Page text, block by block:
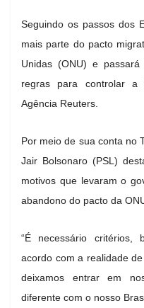
Seguindo os passos dos
mais parte do pacto
Unidas (ONU) e
regras para controlar a
Agência Reuters.
Por meio de sua conta no
Jair Bolsonaro (PSL)
motivos que levaram o
abandono do pacto da
“É necessário critérios,
acordo com a realidade
deixamos entrar em
diferente com o nosso